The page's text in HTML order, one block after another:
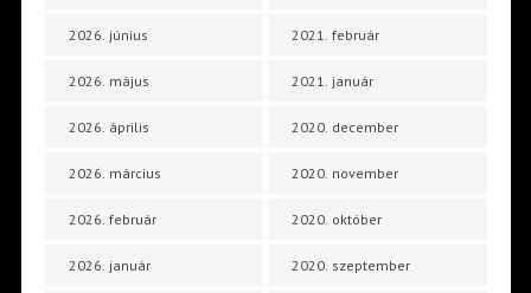
2026. június
2026. május
2026. április
2026. március
2026. február
2026. január
2021. február
2021. január
2020. december
2020. november
2020. október
2020. szeptember